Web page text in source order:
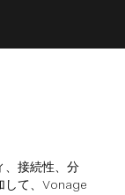
、接続性、分
して、Vonage